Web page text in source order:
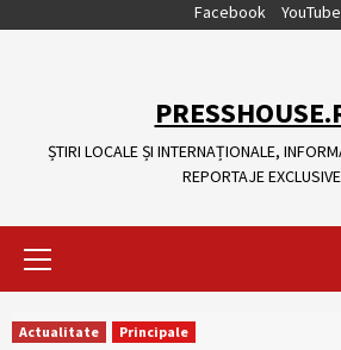
Facebook YouTube
ȘTIRI LOCALE ȘI INTERNAȚIONALE,
REPORTAJE EXCLUSIVE
Actualitate Principale